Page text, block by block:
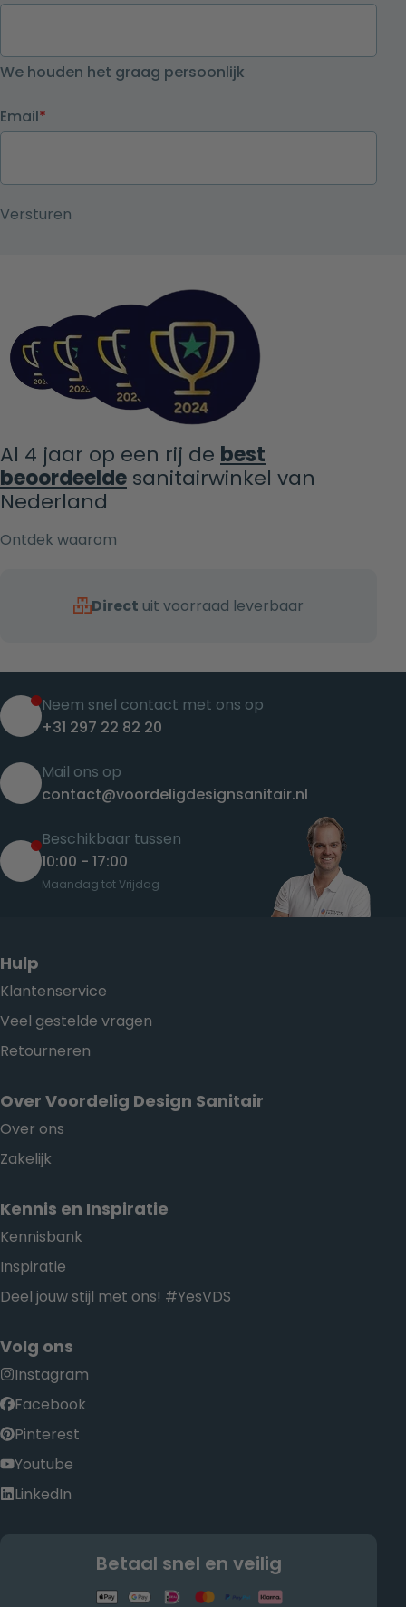
We houden het graag persoonlijk
Email*
Al 4 jaar op een rij de best
beoordeelde sanitairwinkel van
Nederland
Ontdek waarom
Direct uit voorraad leverbaar
Neem snel contact met ons op
+31 297 22 82 20
Mail ons op
contact@voordeligdesignsanitair.nl
Beschikbaar tussen
10:00 - 17:00
Maandag tot Vrijdag
Hulp
Klantenservice
Veel gestelde vragen
Retourneren
Over Voordelig Design Sanitair
Over ons
Zakelijk
Kennis en Inspiratie
Kennisbank
Inspiratie
Deel jouw stijl met ons! #YesVDS
Volg ons
Instagram
Facebook
Pinterest
Youtube
LinkedIn
Betaal snel en veilig